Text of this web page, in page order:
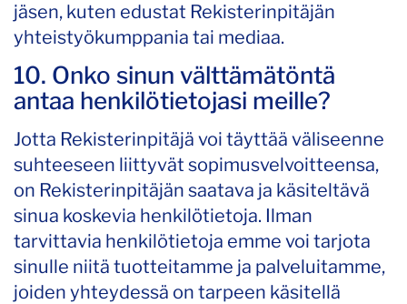
jäsen, kuten edustat Rekisterinpitäjän
yhteistyökumppania tai mediaa.
10. Onko sinun välttämätöntä
antaa henkilötietojasi meille?
Jotta Rekisterinpitäjä voi täyttää väliseenne
suhteeseen liittyvät sopimusvelvoitteensa,
on Rekisterinpitäjän saatava ja käsiteltävä
sinua koskevia henkilötietoja. Ilman
tarvittavia henkilötietoja emme voi tarjota
sinulle niitä tuotteitamme ja palveluitamme,
joiden yhteydessä on tarpeen käsitellä